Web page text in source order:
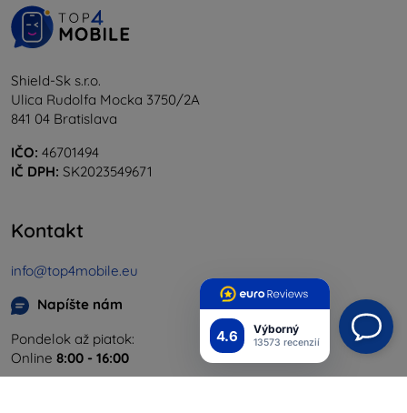
4.6 Výborný
13573 recenzií
Shield-Sk s.r.o.
Ulica Rudolfa Mocka 3750/2A
841 04 Bratislava
IČO: 46701494
IČ DPH: SK2023549671
Kontakt
info@top4mobile.eu
Napíšte nám
Pondelok až piatok:
Online 8:00 - 16:00